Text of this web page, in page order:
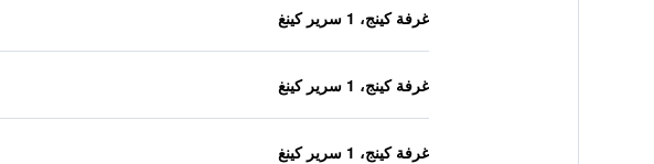
غرفة كينج، 1 سرير كينغ
غرفة كينج، 1 سرير كينغ
غرفة كينج، 1 سرير كينغ